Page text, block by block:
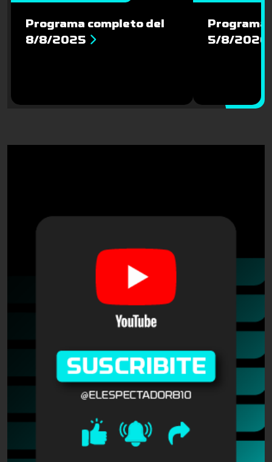
Programa completo del
8/8/2025
Programa
5/8/2026